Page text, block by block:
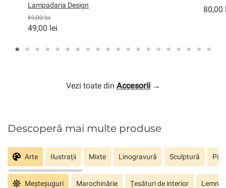
Lampadaria Design
69,00 lei
49,00 lei
80,00
Vezi toate din Accesorii→
Descoperă mai multe produse
Arte Ilustrații Mixte Linogravură Sculptură
Meșteșuguri Marochinărie Țesături de interior Lemn